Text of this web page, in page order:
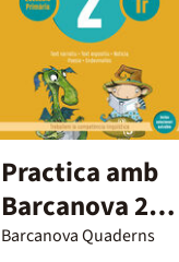
Practica amb
Barcanova 2.
Comprensió
Barcanova Quaderns